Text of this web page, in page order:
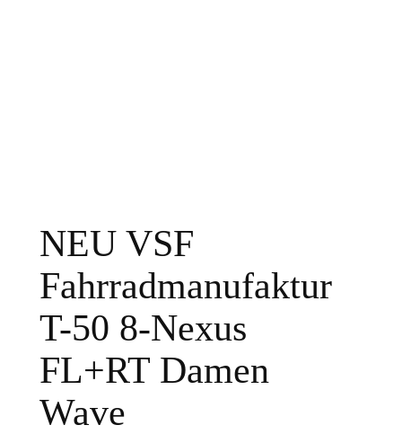
NEU VSF
Fahrradmanufaktur
T-50 8-Nexus
FL+RT Damen
Wave